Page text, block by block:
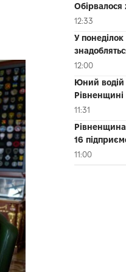
Обірвалося
12:33
У
12:00
Юний водій
Рівненщині
11:31
16
11:00